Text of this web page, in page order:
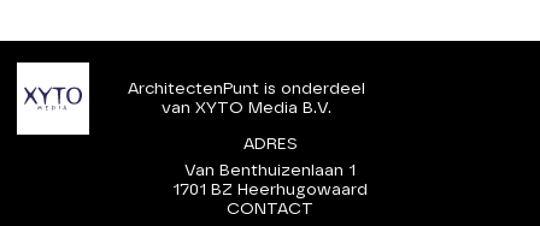
ArchitectenPunt is onderdeel
van XYTO Media B.V.
ADRES
Van Benthuizenlaan 1
1701 BZ Heerhugowaard
CONTACT